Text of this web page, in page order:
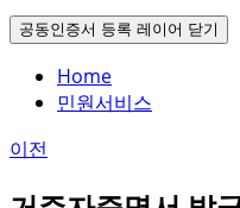
공동인증서 등록 레이어 닫기
Home
민원서비스
이전